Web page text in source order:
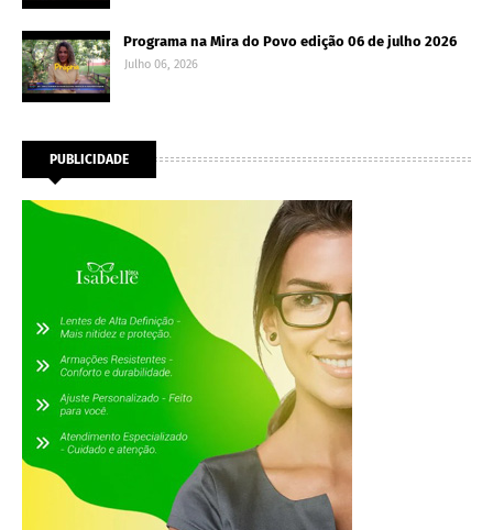
Programa na Mira do Povo edição 06 de julho 2026
Julho 06, 2026
PUBLICIDADE